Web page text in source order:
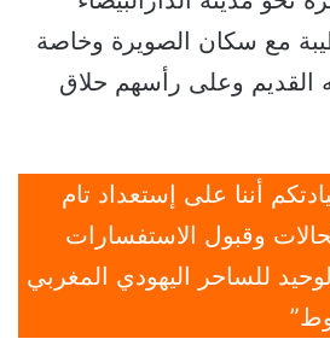
مع سكان الصويرة وخاصة
القديم وعلى رأسهم حلاق
أننا على إستعداد تام
وقبول الاستفسارات
للساحر اليهودي المغربي